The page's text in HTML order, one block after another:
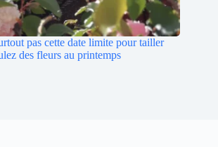
pas cette date limite pour tailler
des fleurs au printemps